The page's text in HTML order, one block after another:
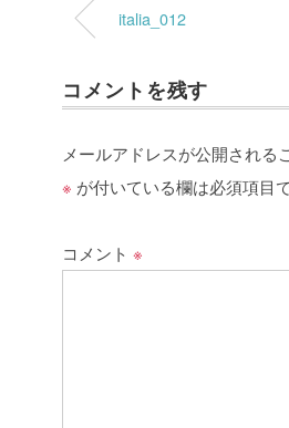
italia_012
コメントを残す
メールアドレスが公開される
※ が付いている欄は必須項目
コメント ※